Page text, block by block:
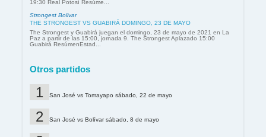
19:30 Real Potosí Resúme...
Strongest Bolivar
THE STRONGEST VS GUABIRÁ DOMINGO, 23 DE MAYO
The Strongest y Guabirá juegan el domingo, 23 de mayo de 2021 en La
Paz a partir de las 15:00, jornada 9. The Strongest Aplazado 15:00
Guabirá ResúmenEstad...
Otros partidos
San José vs Tomayapo sábado, 22 de mayo
San José vs Bolívar sábado, 8 de mayo